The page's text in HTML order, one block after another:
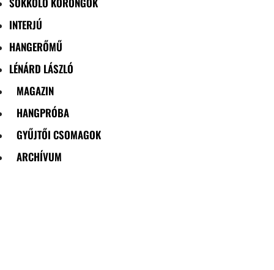
INTERJÚ
HANGERŐMŰ
LÉNÁRD LÁSZLÓ
MAGAZIN
HANGPRÓBA
GYŰJTŐI CSOMAGOK
ARCHÍVUM